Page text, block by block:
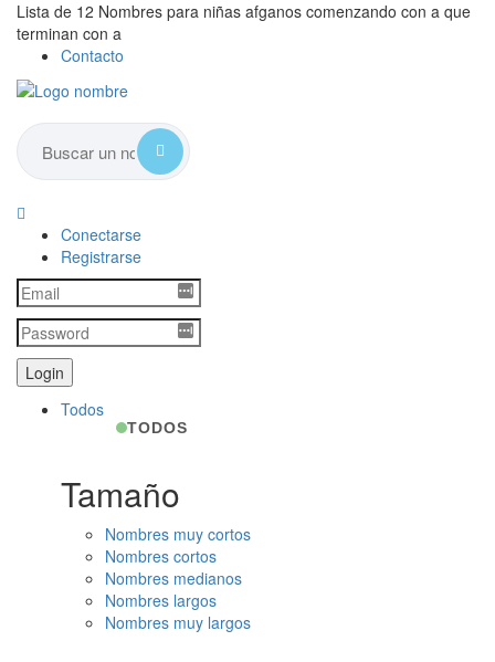
Lista de 12 Nombres para niñas afganos comenzando con a que
terminan con a
Contacto
Conectarse
Registrarse
Todos
TODOS
Tamaño
Nombres muy cortos
Nombres cortos
Nombres medianos
Nombres largos
Nombres muy largos